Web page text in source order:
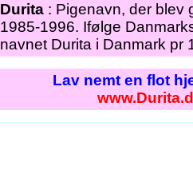
Durita : Pigenavn, der blev
1985-1996. Ifølge
navnet Durita i Danmark pr
Lav nemt en flot